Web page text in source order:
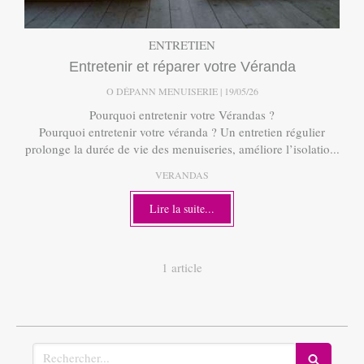
ENTRETIEN
Entretenir et réparer votre Véranda
O DÉPANN MENUISERIE 19/05/26
Pourquoi entretenir votre Vérandas ?
Pourquoi entretenir votre véranda ? Un entretien régulier
prolonge la durée de vie des menuiseries, améliore l’isolatio...
VERANDAS
Lire la suite...
1 article
Rechercher